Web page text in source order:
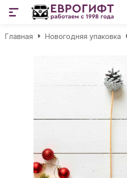
Главная Новогодняя упаковка